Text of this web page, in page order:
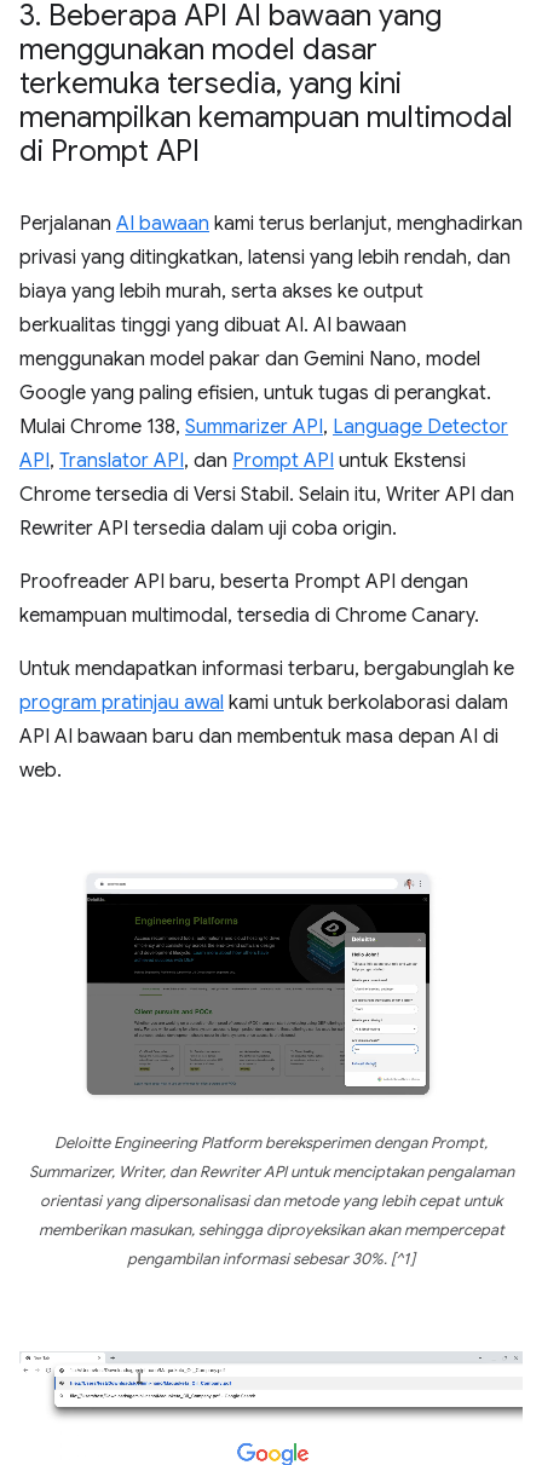
3. Beberapa API AI bawaan yang
menggunakan model dasar
terkemuka tersedia, yang kini
menampilkan kemampuan multimodal
di Prompt API
Perjalanan AI bawaan kami terus berlanjut, menghadirkan
privasi yang ditingkatkan, latensi yang lebih rendah, dan
biaya yang lebih murah, serta akses ke output
berkualitas tinggi yang dibuat AI. AI bawaan
menggunakan model pakar dan Gemini Nano, model
Google yang paling efisien, untuk tugas di perangkat.
Mulai Chrome 138, Summarizer API, Language Detector
API, Translator API, dan Prompt API untuk Ekstensi
Chrome tersedia di Versi Stabil. Selain itu, Writer API dan
Rewriter API tersedia dalam uji coba origin.
Proofreader API baru, beserta Prompt API dengan
kemampuan multimodal, tersedia di Chrome Canary.
Untuk mendapatkan informasi terbaru, bergabunglah ke
program pratinjau awal kami untuk berkolaborasi dalam
API AI bawaan baru dan membentuk masa depan AI di
web.
Deloitte Engineering Platform bereksperimen dengan Prompt,
Summarizer, Writer, dan Rewriter API untuk menciptakan pengalaman
orientasi yang dipersonalisasi dan metode yang lebih cepat untuk
memberikan masukan, sehingga diproyeksikan akan mempercepat
pengambilan informasi sebesar 30%. [^1]